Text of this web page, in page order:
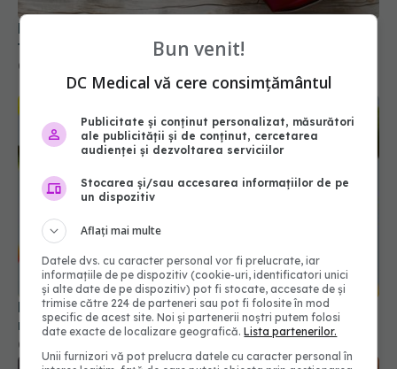
Patru alimente de evitat pentru a reduce
tensiunea arterială
06 apr 2025, 11:22
Fructele care ard grăsimea la menopauză și
reduc pofta de dulce
09 sep 2025, 23:41
Bun venit!
DC Medical vă cere consimțământul
Publicitate și conținut personalizat, măsurători
ale publicității și de conținut, cercetarea
audienței și dezvoltarea serviciilor
Stocarea și/sau accesarea informațiilor de pe
un dispozitiv
Aflați mai multe
Datele dvs. cu caracter personal vor fi prelucrate, iar
informațiile de pe dispozitiv (cookie-uri, identificatori unici
și alte date de pe dispozitiv) pot fi stocate, accesate de și
trimise către 224 de parteneri sau pot fi folosite în mod
specific de acest site. Noi și partenerii noștri putem folosi
date exacte de localizare geografică.Lista partenerilor.
Unii furnizori vă pot prelucra datele cu caracter personal în